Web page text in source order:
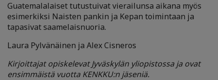
Guatemalalaiset tutustuivat vierailunsa aikana myös
esimerkiksi Naisten pankin ja Kepan toimintaan ja
tapasivat saamelaisnuoria.
Laura Pylvänäinen ja Alex Cisneros
Kirjoittajat opiskelevat Jyväskylän yliopistossa ja ovat
ensimmäistä vuotta KENKKU:n jäseniä.